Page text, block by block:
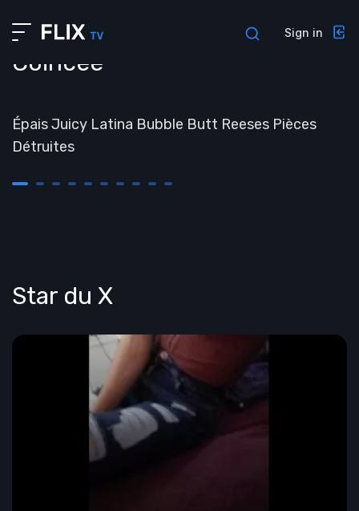
Profile
Contacts
Admin pages
Privacy policy
Sign in
Sign in
Coincée
##TEMPS
Épais Juicy Latina Bubble Butt Reeses Pièces
Détruites
Star du X